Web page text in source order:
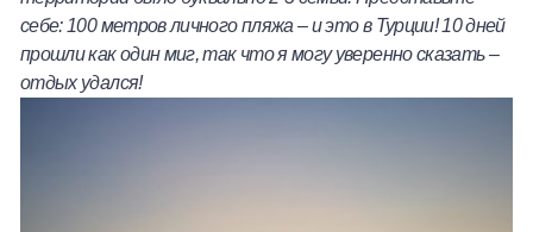
себе: 100 метров личного пляжа –и это в Турции! 10 дней
прошли как один миг, так что я могу уверенно сказать –
отдых удался!